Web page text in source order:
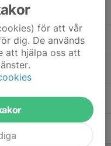
för att vår
dig. De används
att hjälpa oss att